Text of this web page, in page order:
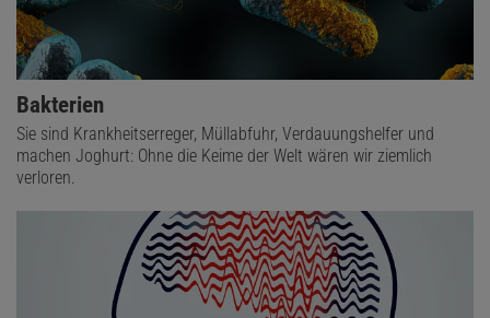
Bakterien
Sie sind Krankheitserreger, Müllabfuhr, Verdauungshelfer und
machen Joghurt: Ohne die Keime der Welt wären wir ziemlich
verloren.